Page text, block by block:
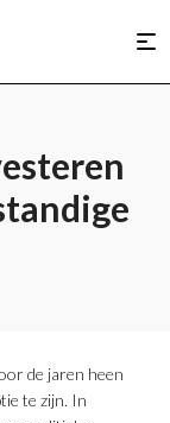
de jaren heen
te zijn. In